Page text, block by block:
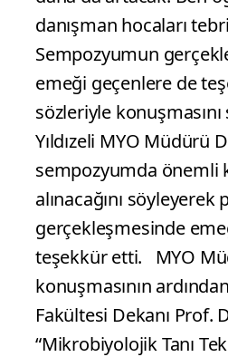
danışman hocaları
Sempozyumun
emeği geçenlere de
sözleriyle konuşmasını
Yıldızeli MYO Müdürü
sempozyumda önemli
alınacağını söyleyerek
gerçekleşmesinde
teşekkür etti. MYO
konuşmasının
Fakültesi Dekanı Prof.
“Mikrobiyolojik Tanı